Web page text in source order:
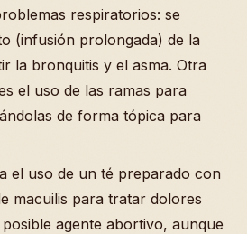
respiratorios: se
(infusión prolongada) de la
la bronquitis y el asma. Otra
el uso de las ramas para
de forma tópica para
el uso de un té preparado con
macuilis para tratar dolores
agente abortivo, aunque